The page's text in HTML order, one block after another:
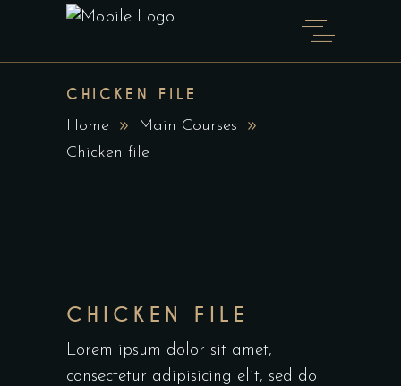
CHICKEN FILE
Home
Main Courses
Chicken file
CHICKEN FILE
Lorem ipsum dolor sit amet,
consectetur adipisicing elit, sed do